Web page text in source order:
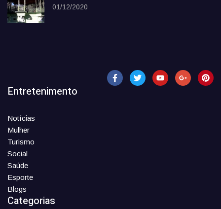
01/12/2020
Entretenimento
Notícias
Mulher
Turismo
Social
Saúde
Esporte
Blogs
Categorias